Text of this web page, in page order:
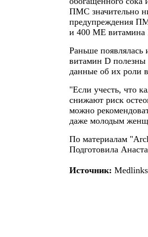
ПМС значительно
предупреждения
и 400 МЕ витамина
Раньше
витамин D
данные об их роли
"Если учесть, что
снижают риск
можно
даже молодым
По материалам
Подготовила
Источник: